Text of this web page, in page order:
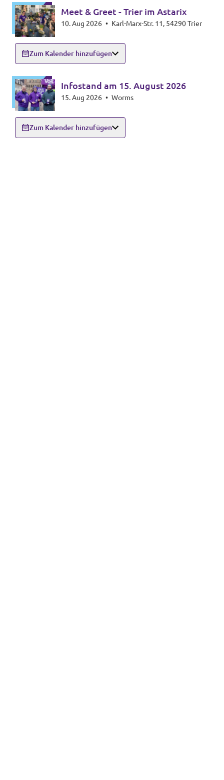
Meet & Greet - Trier im Astarix
10. Aug 2026 • Karl-Marx-Str. 11, 54290 Trier
Zum Kalender hinzufügen
Infostand am 15. August 2026
15. Aug 2026 • Worms
Zum Kalender hinzufügen